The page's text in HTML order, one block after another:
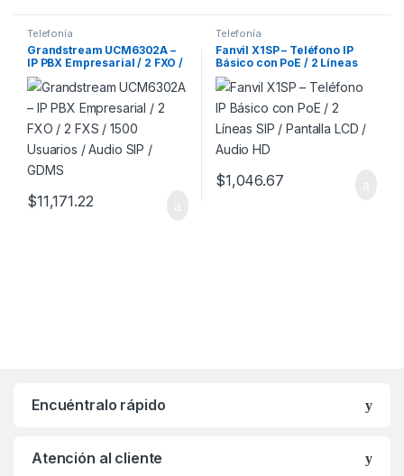
Telefonía
Grandstream UCM6302A –
IP PBX Empresarial / 2 FXO /
2 FXS / 1500 Usuarios /
Audio SIP / GDMS
$11,171.22
Telefonía
Fanvil X1SP – Teléfono IP
Básico con PoE / 2 Líneas
SIP / Pantalla LCD / Audio HD
$1,046.67
Encuéntralo rápido
Atención al cliente